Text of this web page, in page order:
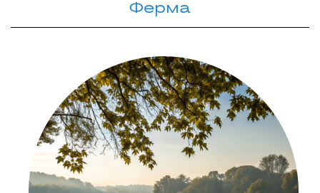
Ферма